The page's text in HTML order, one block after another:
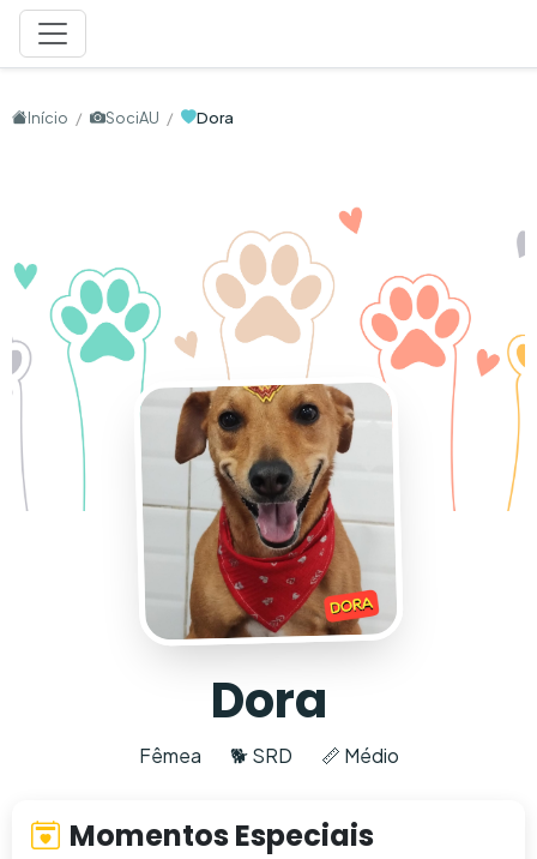
Início SociAU Dora
Dora
Fêmea 🐕 SRD 📏 Médio
Momentos Especiais